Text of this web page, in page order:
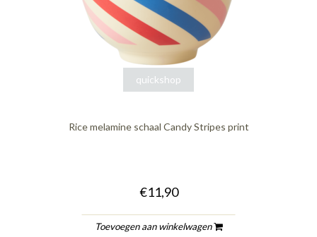
quickshop
Rice melamine schaal Candy Stripes print
€11,90
Toevoegen aan winkelwagen